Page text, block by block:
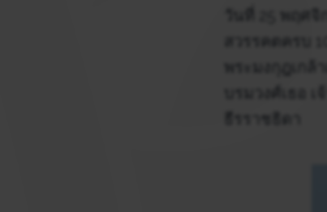
วันที่ 25 พฤศ
สวรรคตครบ
พระมงกุฎเก
บรมวงศ์เธอ
ธีรราชธิดา